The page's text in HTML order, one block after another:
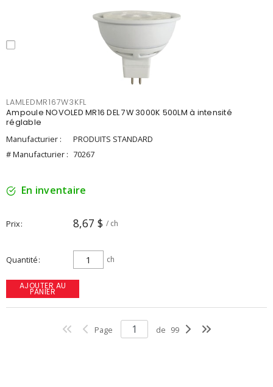
LAMLEDMR167W3KFL
Ampoule NOVOLED MR16 DEL 7W 3000K 500LM à intensité
réglable
Manufacturier :
PRODUITS STANDARD
# Manufacturier : 70267
En inventaire
Prix 8,67 $ / ch
Quantité ch
AJOUTER AU
PANIER
Page de 99